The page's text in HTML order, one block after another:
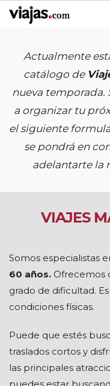
Actualmente
catálogo de
nueva temporada.
a organizar tu
el siguiente
se pondrá en
adelantarte la
VIAJES
Somos especialistas
60 años. Ofrecemos
grado de dificultad.
condiciones físicas.
Puede que estés
traslados cortos y
las principales